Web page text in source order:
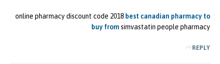
online pharmacy discount code 2018 best canadian pharmacy to
buy fromsimvastatin people pharmacy
REPLY